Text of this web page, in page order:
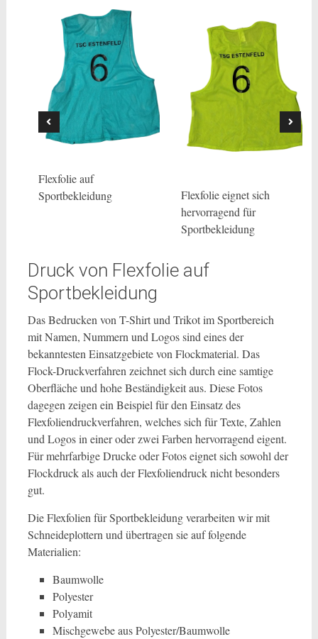
Flexfolie eignet sich
Druck von Flexfolie auf
Sportbekleidung
Das Bedrucken von T-Shirt und Trikot im Sportbereich
mit Namen, Nummern und Logos sind eines der
bekanntesten Einsatzgebiete von Flockmaterial. Das
Flock-Druckverfahren zeichnet sich durch eine samtige
Oberfläche und hohe Beständigkeit aus. Diese Fotos
dagegen zeigen ein Beispiel für den Einsatz des
Flexfoliendruckverfahren, welches sich für Texte, Zahlen
und Logos in einer oder zwei Farben hervorragend eigent.
Für mehrfarbige Drucke oder Fotos eignet sich sowohl der
Flockdruck als auch der Flexfoliendruck nicht besonders
gut.
Die Flexfolien für Sportbekleidung verarbeiten wir mit
Schneideplottern und übertragen sie auf folgende
Materialien:
Baumwolle
Polyester
Polyamit
Mischgewebe aus Polyester/Baumwolle